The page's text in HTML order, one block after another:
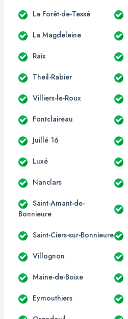
La Forêt-de-Tessé
La Magdeleine
Raix
Theil-Rabier
Villiers-le-Roux
Fontclaireau
Juillé 16
Luxé
Nanclars
Saint-Amant-de-
Bonnieure
Saint-Ciers-sur-Bonnieure
Villognon
Maine-de-Boixe
Eymouthiers